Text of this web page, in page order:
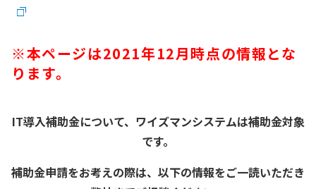
※本ページは2021年12月時点の情報とな
ります。
IT導入補助金について、ワイズマンシステムは補助金対象
です。
補助金申請をお考えの際は、以下の情報をご一読いただき